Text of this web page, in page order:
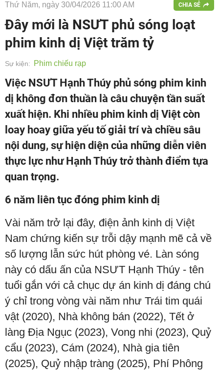
Thứ Năm, ngày 30/04/2026 11:00 AM CHIA SẺ
Đây mới là NSƯT phủ sóng loạt
phim kinh dị Việt trăm tỷ
Sự kiện: Phim chiếu rạp
Việc NSƯT Hạnh Thúy phủ sóng phim kinh
dị không đơn thuần là câu chuyện tần suất
xuất hiện. Khi nhiều phim kinh dị Việt còn
loay hoay giữa yếu tố giải trí và chiều sâu
nội dung, sự hiện diện của những diễn viên
thực lực như Hạnh Thúy trở thành điểm tựa
quan trọng.
6 năm liên tục đóng phim kinh dị
Vài năm trở lại đây, điện ảnh kinh dị Việt
Nam chứng kiến sự trỗi dậy mạnh mẽ cả về
số lượng lẫn sức hút phòng vé. Làn sóng
này có dấu ấn của NSƯT Hạnh Thúy - tên
tuổi gắn với cả chục dự án kinh dị đáng chú
ý chỉ trong vòng vài năm như Trái tim quái
vật (2020), Nhà không bán (2022), Tết ở
làng Địa Ngục (2023), Vong nhi (2023), Quỷ
cẩu (2023), Cám (2024), Nhà gia tiên
(2025), Quỷ nhập tràng (2025), Phí Phông